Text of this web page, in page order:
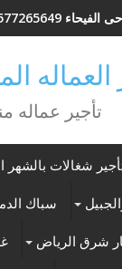
0577265649
تأجير عماله
شغالات بالشهر
سباك
شرق الرياض